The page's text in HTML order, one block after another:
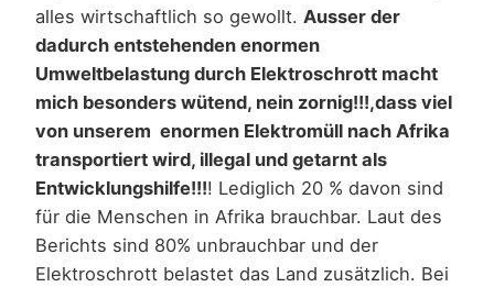
alles wirtschaftlich so gewollt. Ausser der
dadurch entstehenden enormen
Umweltbelastung durch Elektroschrott macht
mich besonders wütend, nein zornig!!!,dass viel
von unserem enormen Elektromüll nach Afrika
transportiert wird, illegal und getarnt als
Entwicklungshilfe!!!! Lediglich 20 % davon sind
für die Menschen in Afrika brauchbar. Laut des
Berichts sind 80% unbrauchbar und der
Elektroschrott belastet das Land zusätzlich. Bei